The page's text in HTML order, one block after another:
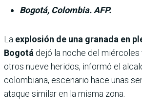
Bogotá, Colombia. AFP.
La explosión de una granada en
Bogotá dejó la noche del
otros nueve heridos, informó el
colombiana, escenario hace unas
ataque similar en la misma zona.